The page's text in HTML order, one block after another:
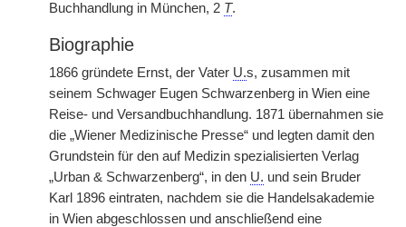
Buchhandlung in München, 2 T.
Biographie
1866 gründete Ernst, der Vater U.s, zusammen mit
seinem Schwager Eugen Schwarzenberg in Wien eine
Reise- und Versandbuchhandlung. 1871 übernahmen sie
die „Wiener Medizinische Presse“ und legten damit den
Grundstein für den auf Medizin spezialisierten Verlag
„Urban & Schwarzenberg“, in den U. und sein Bruder
Karl 1896 eintraten, nachdem sie die Handelsakademie
in Wien abgeschlossen und anschließend eine